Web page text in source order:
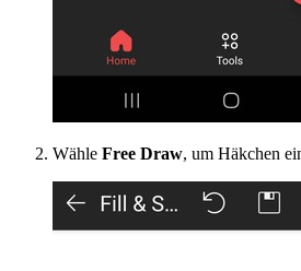
Wähle Free Draw, um Häkchen